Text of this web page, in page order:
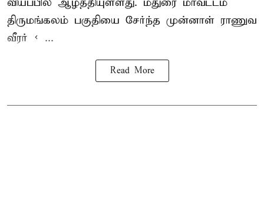
வியப்பில் ஆழ்த்தியுள்ளது. மதுரை மாவட்டம்
திருமங்கலம் பகுதியை சேர்ந்த முன்னாள் ராணுவ
வீரர் < ...
Read More